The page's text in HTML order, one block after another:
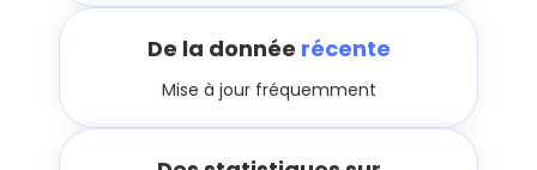
De la donnée récente
Mise à jour fréquemment